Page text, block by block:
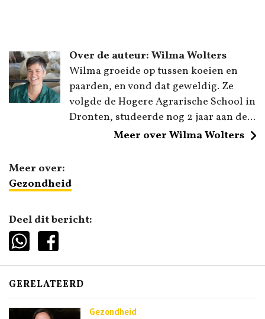
Over de auteur: Wilma Wolters
Wilma groeide op tussen koeien en
paarden, en vond dat geweldig. Ze
volgde de Hogere Agrarische School in
Dronten, studeerde nog 2 jaar aan de...
Meer over Wilma Wolters
Meer over:
Gezondheid
Deel dit bericht:
GERELATEERD
Gezondheid